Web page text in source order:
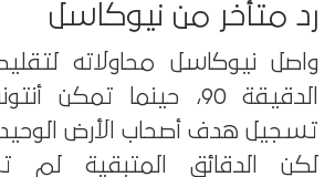
رد متأخر من نيوكاسل
واصل نيوكاسل محاولاته
الدقيقة 90، حينما
تسجيل هدف أصحاب الأرض الوحيد.
لكن الدقائق المتبقية لم